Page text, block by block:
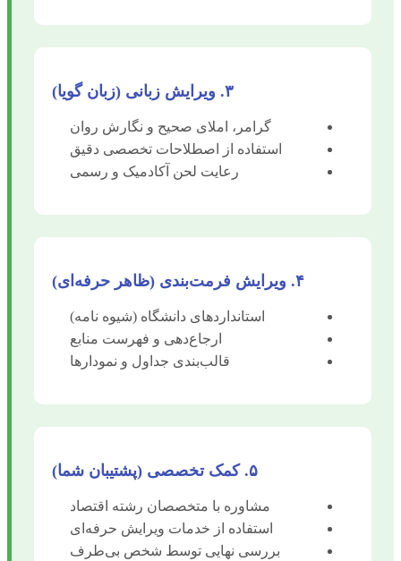
۳. ویرایش زبانی (زبان گویا)
گرامر، املای صحیح و نگارش روان
استفاده از اصطلاحات تخصصی دقیق
رعایت لحن آکادمیک و رسمی
۴. ویرایش فرمت‌بندی (ظاهر حرفه‌ای)
استانداردهای دانشگاه (شیوه نامه)
ارجاع‌دهی و فهرست منابع
قالب‌بندی جداول و نمودارها
۵. کمک تخصصی (پشتیبان شما)
مشاوره با متخصصان رشته اقتصاد
استفاده از خدمات ویرایش حرفه‌ای
بررسی نهایی توسط شخص بی‌طرف